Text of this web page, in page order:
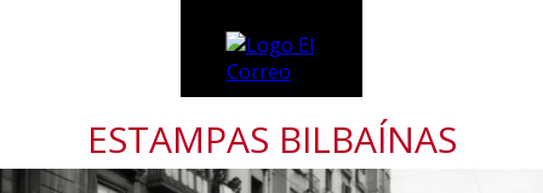
ESTAMPAS BILBAÍNAS